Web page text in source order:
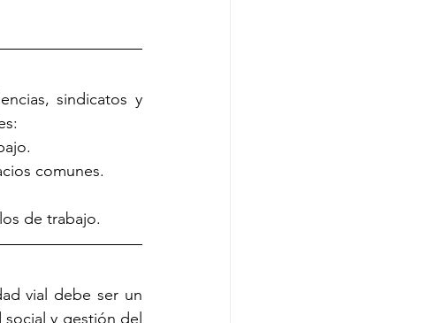
sindicatos y
comunes.
de trabajo.
vial debe ser un
social y gestión del